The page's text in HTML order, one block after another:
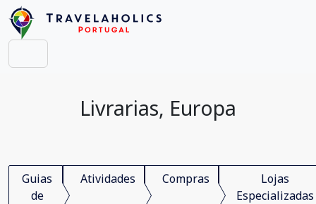
Livrarias, Europa
Guias
de
Atividades Compras
Lojas
Especializadas